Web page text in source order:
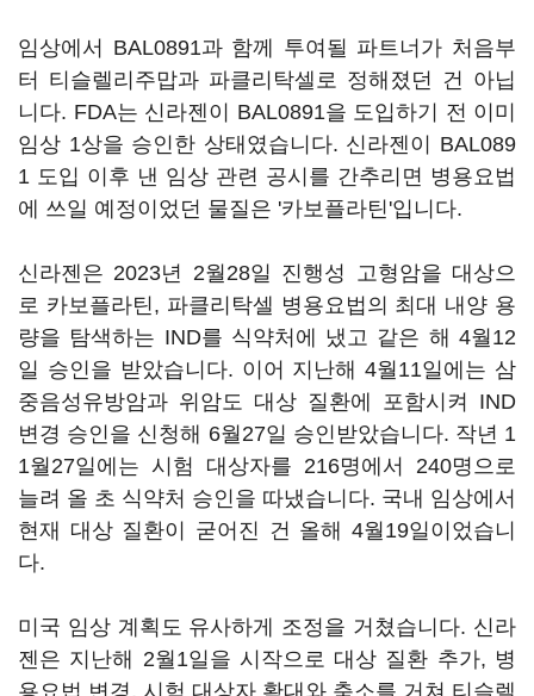
임상에서 BAL0891과 함께 투여될 파트너가 처음부
터 티슬렐리주맙과 파클리탁셀로 정해졌던 건 아닙
니다. FDA는 신라젠이 BAL0891을 도입하기 전 이미
임상 1상을 승인한 상태였습니다. 신라젠이 BAL089
1 도입 이후 낸 임상 관련 공시를 간추리면 병용요법
에 쓰일 예정이었던 물질은 '카보플라틴'입니다.
신라젠은 2023년 2월28일 진행성 고형암을 대상으
로 카보플라틴, 파클리탁셀 병용요법의 최대 내양 용
량을 탐색하는 IND를 식약처에 냈고 같은 해 4월12
일 승인을 받았습니다. 이어 지난해 4월11일에는 삼
중음성유방암과 위암도 대상 질환에 포함시켜 IND
변경 승인을 신청해 6월27일 승인받았습니다. 작년 1
1월27일에는 시험 대상자를 216명에서 240명으로
늘려 올 초 식약처 승인을 따냈습니다. 국내 임상에서
현재 대상 질환이 굳어진 건 올해 4월19일이었습니
다.
미국 임상 계획도 유사하게 조정을 거쳤습니다. 신라
젠은 지난해 2월1일을 시작으로 대상 질환 추가, 병
용요법 변경, 시험 대상자 확대와 축소를 거쳐 티슬렐